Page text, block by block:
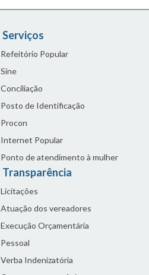
Serviços
Refeitório Popular
Sine
Conciliação
Posto de Identificação
Procon
Internet Popular
Ponto de atendimento à mulher
Transparência
Licitações
Atuação dos vereadores
Execução Orçamentária
Pessoal
Verba Indenizatória